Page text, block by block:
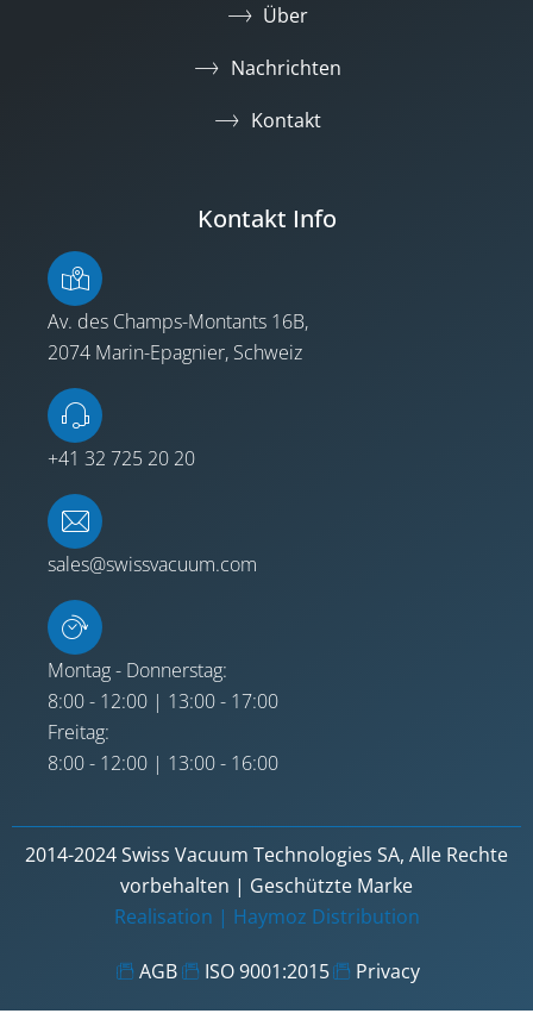
Über
Nachrichten
Kontakt
Kontakt Info
Av. des Champs-Montants 16B,
2074 Marin-Epagnier, Schweiz
+41 32 725 20 20
sales@swissvacuum.com
Montag - Donnerstag:
8:00 - 12:00 | 13:00 - 17:00
Freitag:
8:00 - 12:00 | 13:00 - 16:00
2014-2024 Swiss Vacuum Technologies SA, Alle Rechte
vorbehalten | Geschützte Marke
Realisation | Haymoz Distribution
AGB ISO 9001:2015 Privacy